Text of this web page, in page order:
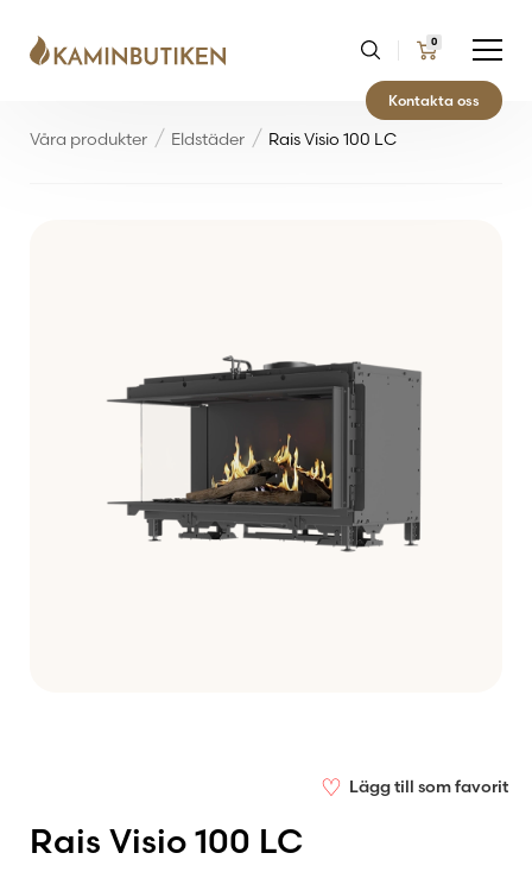
0
Kontakta oss
Våra produkter Eldstäder Rais Visio 100 LC
♡ Lägg till som favorit
Rais Visio 100 LC